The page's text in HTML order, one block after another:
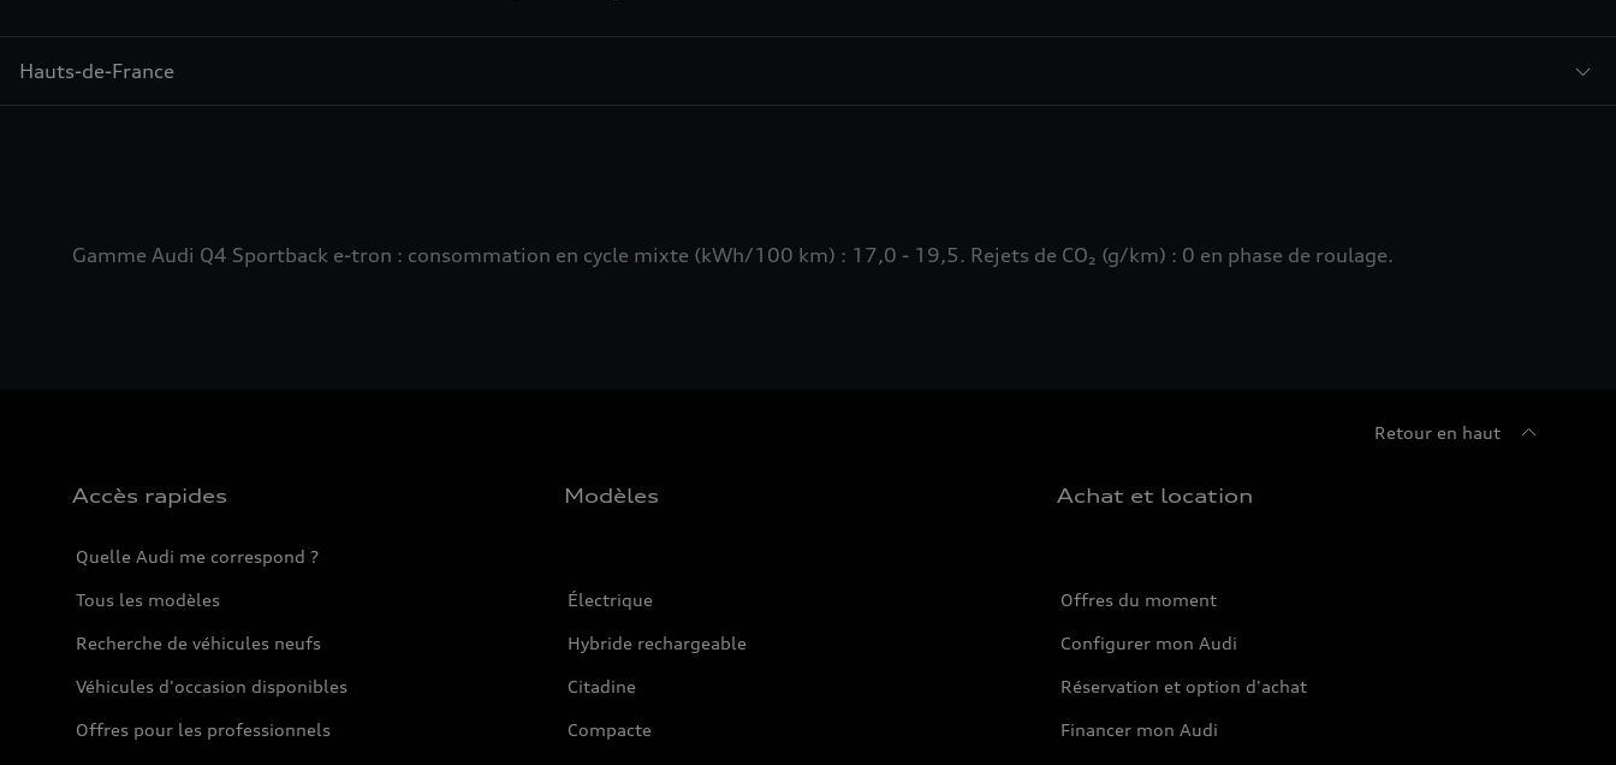
Hauts-de-France
Gamme Audi Q4 Sportback e-tron : consommation en cycle mixte (kWh/100 km) : 17,0 - 19,5. Rejets de CO₂ (g/km) : 0 en phase de roulage.
Retour en haut
Accès rapides
Quelle Audi me correspond ?
Tous les modèles
Recherche de véhicules neufs
Véhicules d'occasion disponibles
Offres pour les professionnels
Modèles
Électrique
Hybride rechargeable
Citadine
Compacte
Achat et location
Offres du moment
Configurer mon Audi
Réservation et option d'achat
Financer mon Audi